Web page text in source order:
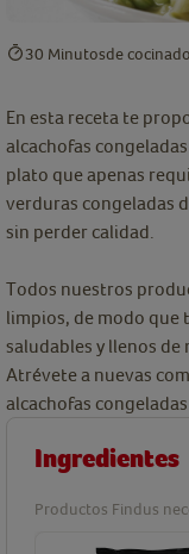
30 Minutosde cocinado
En esta receta te
alcachofas
plato que apenas
verduras congeladas
sin perder calidad.
Todos nuestros
limpios, de modo que
saludables y llenos de
Atrévete a nuevas
alcachofas
Ingredientes
Productos Findus